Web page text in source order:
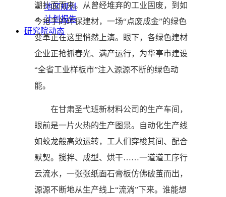
地区规划
计划报告
研究院动态
潮扑面而来。从曾经堆弃的工业固废，到如
今抢手的环保建材，一场“点废成金”的绿色
变革正在这里悄然上演。眼下，各绿色建材
企业正抢抓春光、满产运行，为华亭市建设
“全省工业样板市”注入源源不断的绿色动
能。
在甘肃圣弋班新材料公司的生产车间，
眼前是一片火热的生产图景。自动化生产线
如蛟龙般高效运转，工人们穿梭其间、配合
默契。搅拌、成型、烘干……一道道工序行
云流水，一张张纸面石膏板仿佛破茧而出，
源源不断地从生产线上“流淌”下来。谁能想